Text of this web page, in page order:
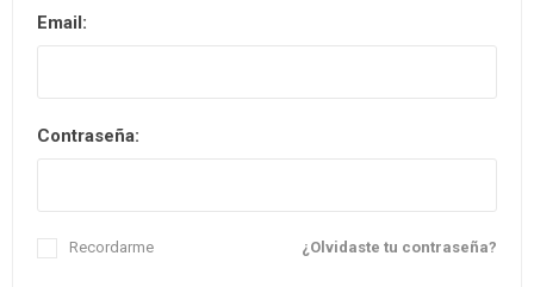
Email:
Contraseña:
¿Olvidaste tu contraseña?
Recordarme